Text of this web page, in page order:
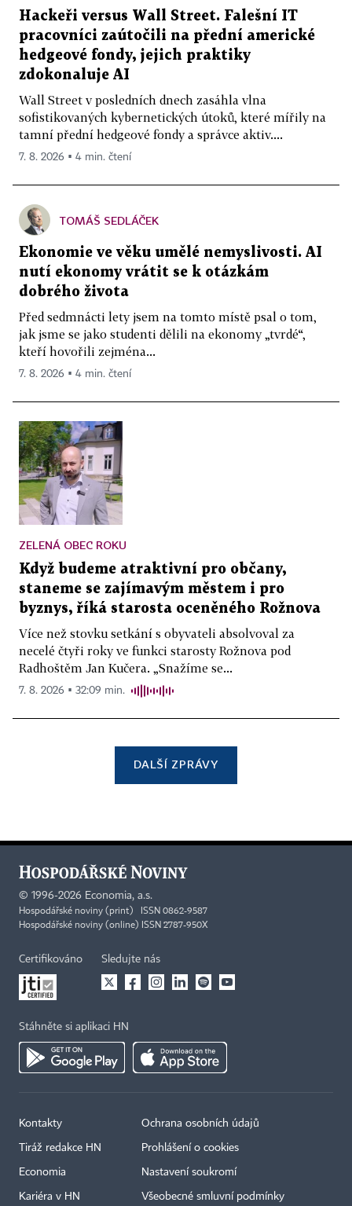
Hackeři versus Wall Street. Falešní IT
pracovníci zaútočili na přední americké
hedgeové fondy, jejich praktiky
zdokonaluje AI
Wall Street v posledních dnech zasáhla vlna
sofistikovaných kybernetických útoků, které mířily na
tamní přední hedgeové fondy a správce aktiv....
7. 8. 2026 ▪ 4 min. čtení
TOMÁŠ SEDLÁČEK
Ekonomie ve věku umělé nemyslivosti. AI
nutí ekonomy vrátit se k otázkám
dobrého života
Před sedmnácti lety jsem na tomto místě psal o tom,
jak jsme se jako studenti dělili na ekonomy „tvrdé“,
kteří hovořili zejména...
7. 8. 2026 ▪ 4 min. čtení
ZELENÁ OBEC ROKU
Když budeme atraktivní pro občany,
staneme se zajímavým městem i pro
byznys, říká starosta oceněného Rožnova
Více než stovku setkání s obyvateli absolvoval za
necelé čtyři roky ve funkci starosty Rožnova pod
Radhoštěm Jan Kučera. „Snažíme se...
7. 8. 2026 ▪ 32:09 min.
DALŠÍ ZPRÁVY
© 1996-2026 Economia, a.s.
Hospodářské noviny (print) ISSN 0862-9587
Hospodářské noviny (online) ISSN 2787-950X
Certifikováno Sledujte nás
Stáhněte si aplikaci HN
Kontakty
Tiráž redakce HN
Economia
Kariéra v HN
Ochrana osobních údajů
Prohlášení o cookies
Nastavení soukromí
Všeobecné smluvní podmínky